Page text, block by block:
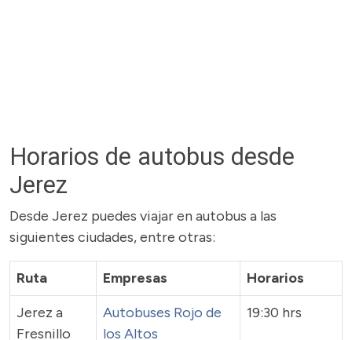
Horarios de autobus desde
Jerez
Desde Jerez puedes viajar en autobus a las
siguientes ciudades, entre otras:
Ruta Empresas
Horarios
Jerez a
Fresnillo
Autobuses Rojo de
los Altos
19:30 hrs